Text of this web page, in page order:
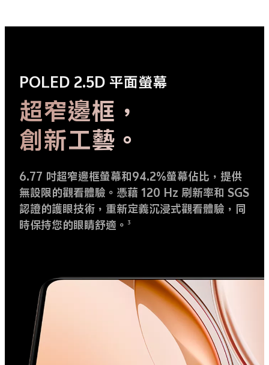
POLED 2.5D 平面螢幕
超窄邊框，
創新工藝。
6.77 吋超窄邊框螢幕和94.2%螢幕佔比，提供
無設限的觀看體驗。憑藉 120 Hz 刷新率和 SGS
認證的護眼技術，重新定義沉浸式觀看體驗，同
時保持您的眼睛舒適。
3